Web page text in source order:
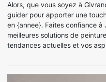
Alors, que vous soyez à
guider pour apporter une
en {annee}. Faites confiance
meilleures solutions de
tendances actuelles et vos